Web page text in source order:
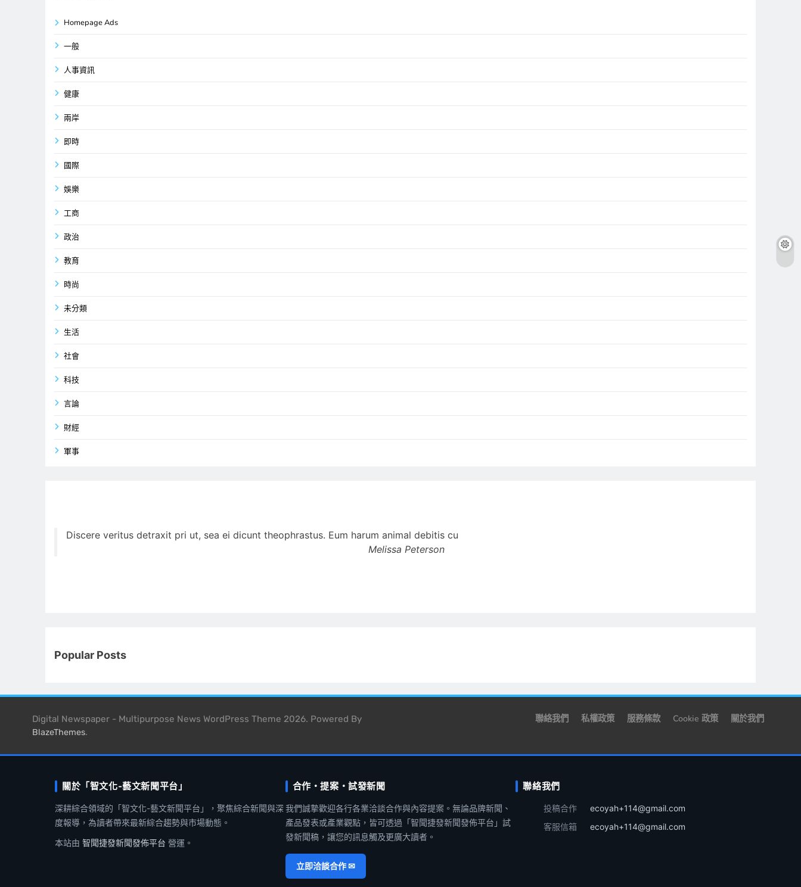
Homepage Ads
一般
人事資訊
健康
兩岸
即時
國際
娛樂
工商
政治
教育
時尚
未分類
生活
社會
科技
言論
財經
軍事
Discere veritus detraxit pri ut, sea ei dicunt theophrastus. Eum harum animal debitis cu
Melissa Peterson
Popular Posts
Digital Newspaper - Multipurpose News WordPress Theme 2026. Powered By
BlazeThemes.
聯絡我們 私權政策 服務條款 Cookie 政策 關於我們
關於「智文化-藝文新聞平台」
深耕綜合領域的「智文化-藝文新聞平台」，聚焦綜合新聞與深
度報導，為讀者帶來最新綜合趨勢與市場動態。
本站由 智聞捷發新聞發佈平台 營運。
合作・提案・試發新聞
我們誠摯歡迎各行各業洽談合作與內容提案。無論品牌新聞、
產品發表或產業觀點，皆可透過「智聞捷發新聞發佈平台」試
發新聞稿，讓您的訊息觸及更廣大讀者。
立即洽談合作 ✉
聯絡我們
投稿合作
ecoyah+114@gmail.com
客服信箱
ecoyah+114@gmail.com